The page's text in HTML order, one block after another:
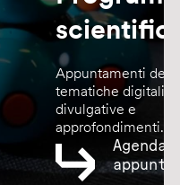
Appuntamenti
tematiche digitali,
divulgative e
approfondimenti.
Agenda